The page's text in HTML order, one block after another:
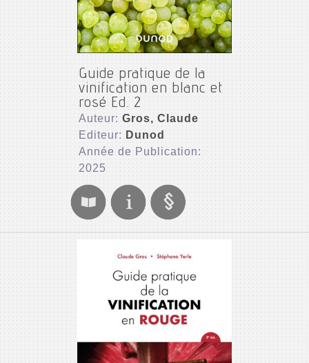
Guide pratique de la
vinification en blanc et
rosé Ed. 2
Auteur:Gros, Claude
Editeur: Dunod
Année de Publication:
2025